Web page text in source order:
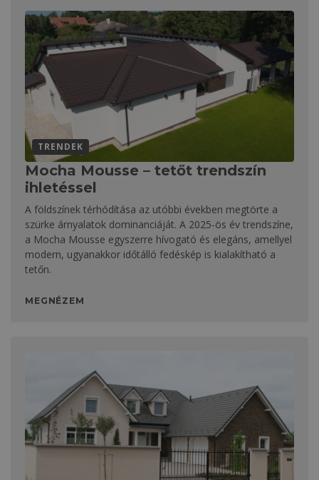
TRENDEK
Mocha Mousse – tetőt trendszín
ihletéssel
A földszínek térhódítása az utóbbi években megtörte a
szürke árnyalatok dominanciáját. A 2025-ös év trendszíne,
a Mocha Mousse egyszerre hívogató és elegáns, amellyel
modern, ugyanakkor időtálló fedéskép is kialakítható a
tetőn.
MEGNÉZEM